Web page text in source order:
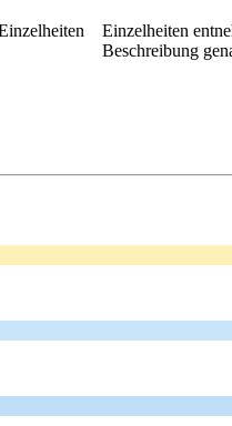
Einzelheiten
Beschreibung